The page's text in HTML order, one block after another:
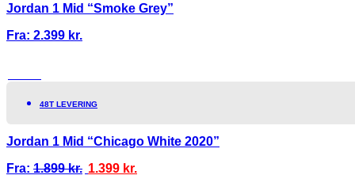
Jordan 1 Mid “Smoke Grey”
Fra: 2.399 kr.
48T LEVERING
Jordan 1 Mid “Chicago White 2020”
Fra: 1.899kr. 1.399 kr.